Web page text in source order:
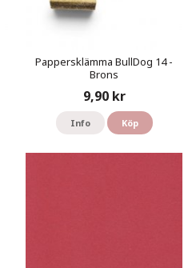
Pappersklämma BullDog 14 -
Brons
9,90 kr
Info Köp